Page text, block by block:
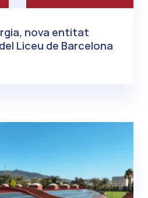
nova entitat
Liceu de Barcelona